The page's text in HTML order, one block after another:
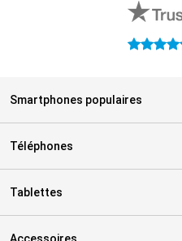
4.5 étoiles
Smartphones populaires
Téléphones
Tablettes